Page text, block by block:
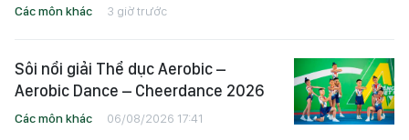
Các môn khác 3 giờ trước
Sôi nổi giải Thể dục Aerobic –
Aerobic Dance – Cheerdance 2026
Các môn khác 06/08/2026 17:41